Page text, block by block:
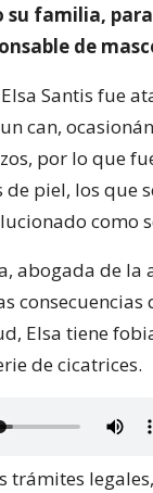
su familia,
de
Santis fue
can,
por lo que
piel, los que
como
abogada de la
consecuencias
Elsa tiene
de cicatrices.
trámites